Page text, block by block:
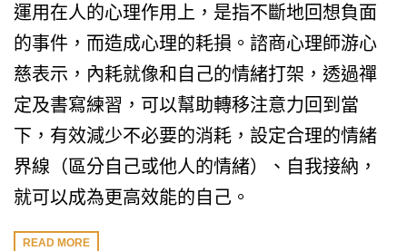
運用在人的心理作用上，是指不斷地回想負面
的事件，而造成心理的耗損。諮商心理師游心
慈表示，內耗就像和自己的情緒打架，透過禪
定及書寫練習，可以幫助轉移注意力回到當
下，有效減少不必要的消耗，設定合理的情緒
界線（區分自己或他人的情緒）、自我接納，
就可以成為更高效能的自己。
READ MORE